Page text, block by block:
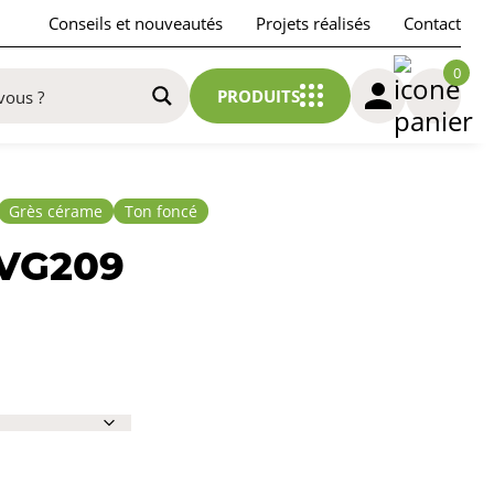
Conseils et nouveautés Projets réalisés Contact
PRODUITS
0
Grès cérame Ton foncé